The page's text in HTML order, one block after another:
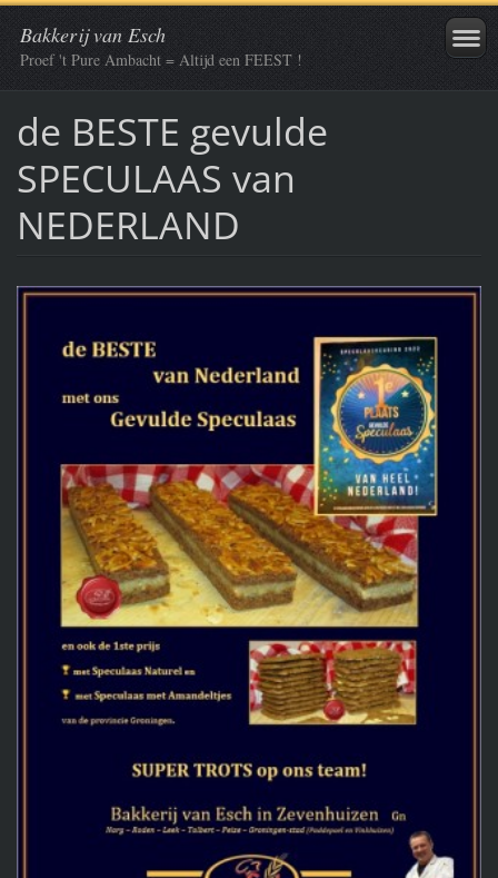
Bakkerij van Esch
Proef 't Pure Ambacht = Altijd een FEEST !
de BESTE gevulde
SPECULAAS van
NEDERLAND